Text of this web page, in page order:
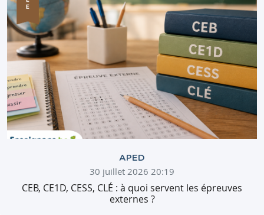
APED
30 juillet 2026 20:19
CEB, CE1D, CESS, CLÉ : à quoi servent les épreuves
externes ?